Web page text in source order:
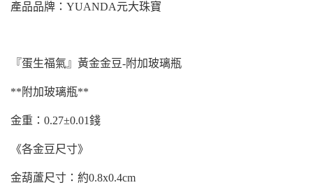
產品品牌：YUANDA元大珠寶
『蛋生福氣』黃金金豆-附加玻璃瓶
** 附加玻璃瓶**
金重：0.27±0.01錢
《各金豆尺寸》
金葫蘆尺寸：約0.8x0.4cm